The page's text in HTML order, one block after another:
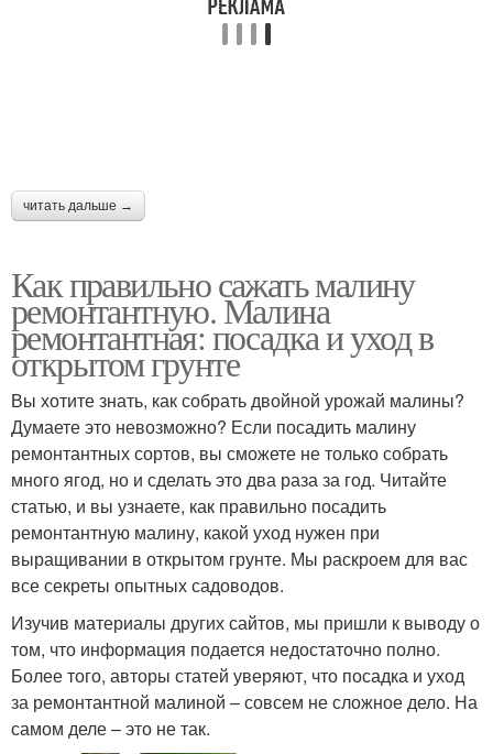
читать дальше →
Как правильно сажать малину
ремонтантную. Малина
ремонтантная: посадка и уход в
открытом грунте
Вы хотите знать, как собрать двойной урожай малины?
Думаете это невозможно? Если посадить малину
ремонтантных сортов, вы сможете не только собрать
много ягод, но и сделать это два раза за год. Читайте
статью, и вы узнаете, как правильно посадить
ремонтантную малину, какой уход нужен при
выращивании в открытом грунте. Мы раскроем для вас
все секреты опытных садоводов.
Изучив материалы других сайтов, мы пришли к выводу о
том, что информация подается недостаточно полно.
Более того, авторы статей уверяют, что посадка и уход
за ремонтантной малиной – совсем не сложное дело. На
самом деле – это не так.